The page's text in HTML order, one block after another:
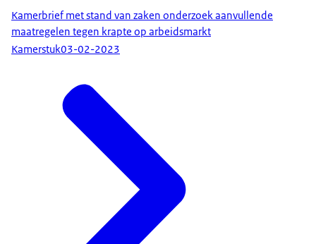
Kamerbrief met stand van zaken onderzoek aanvullende
maatregelen tegen krapte op arbeidsmarkt
Kamerstuk03-02-2023